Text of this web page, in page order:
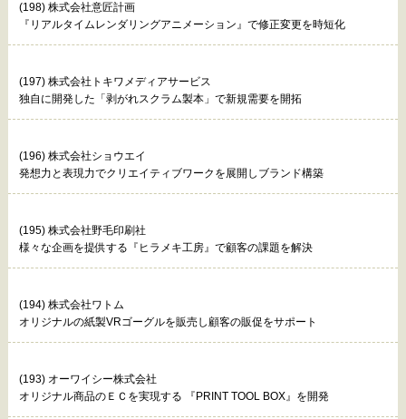
(198) 株式会社意匠計画
『リアルタイムレンダリングアニメーション』で修正変更を時短化
(197) 株式会社トキワメディアサービス
独自に開発した「剥がれスクラム製本」で新規需要を開拓
(196) 株式会社ショウエイ
発想力と表現力でクリエイティブワークを展開しブランド構築
(195) 株式会社野毛印刷社
様々な企画を提供する『ヒラメキ工房』で顧客の課題を解決
(194) 株式会社ワトム
オリジナルの紙製VRゴーグルを販売し顧客の販促をサポート
(193) オーワイシー株式会社
オリジナル商品のＥＣを実現する 『PRINT TOOL BOX』を開発